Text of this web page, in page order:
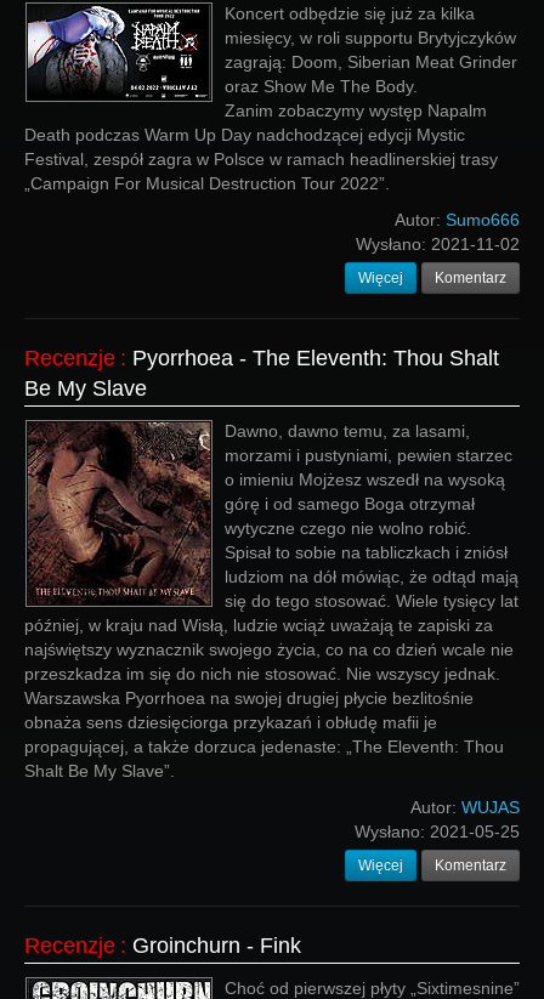
Koncert odbędzie się już za kilka
miesięcy, w roli supportu Brytyjczyków
zagrają: Doom, Siberian Meat Grinder
oraz Show Me The Body.
Zanim zobaczymy występ Napalm
Death podczas Warm Up Day nadchodzącej edycji Mystic
Festival, zespół zagra w Polsce w ramach headlinerskiej trasy
„Campaign For Musical Destruction Tour 2022”.
Autor: Sumo666
Wysłano: 2021-11-02
Więcej Komentarz
Recenzje : Pyorrhoea - The Eleventh: Thou Shalt
Be My Slave
Dawno, dawno temu, za lasami,
morzami i pustyniami, pewien starzec
o imieniu Mojżesz wszedł na wysoką
górę i od samego Boga otrzymał
wytyczne czego nie wolno robić.
Spisał to sobie na tabliczkach i zniósł
ludziom na dół mówiąc, że odtąd mają
się do tego stosować. Wiele tysięcy lat
później, w kraju nad Wisłą, ludzie wciąż uważają te zapiski za
najświętszy wyznacznik swojego życia, co na co dzień wcale nie
przeszkadza im się do nich nie stosować. Nie wszyscy jednak.
Warszawska Pyorrhoea na swojej drugiej płycie bezlitośnie
obnaża sens dziesięciorga przykazań i obłudę mafii je
propagującej, a także dorzuca jedenaste: „The Eleventh: Thou
Shalt Be My Slave”.
Autor: WUJAS
Wysłano: 2021-05-25
Więcej Komentarz
Recenzje : Groinchurn - Fink
Choć od pierwszej płyty „Sixtimesnine”